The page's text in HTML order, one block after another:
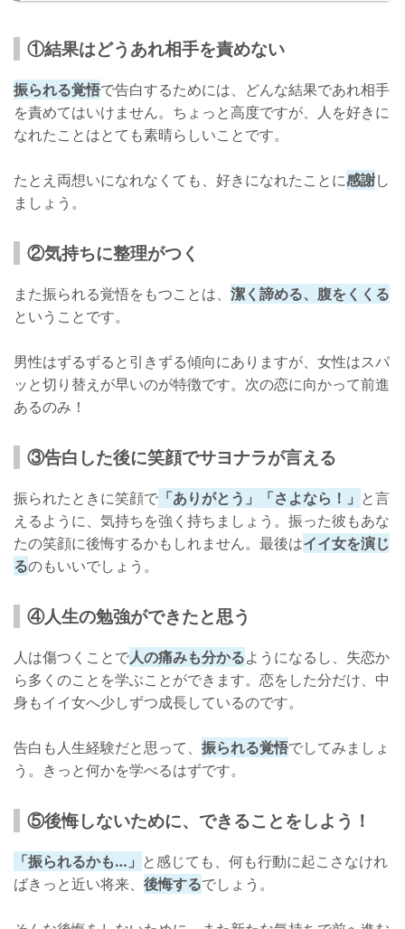
①結果はどうあれ相手を責めない
振られる覚悟で告白するためには、どんな結果であれ相手
を責めてはいけません。ちょっと高度ですが、人を好きに
なれたことはとても素晴らしいことです。
たとえ両想いになれなくても、好きになれたことに感謝し
ましょう。
②気持ちに整理がつく
また振られる覚悟をもつことは、 潔く諦める、腹をくくる
ということです。
男性はずるずると引きずる傾向にありますが、女性はスパ
ッと切り替えが早いのが特徴です。次の恋に向かって前進
あるのみ！
③告白した後に笑顔でサヨナラが言える
振られたときに笑顔で 「ありがとう」「さよなら！」 と言
えるように、気持ちを強く持ちましょう。振った彼もあな
たの笑顔に後悔するかもしれません。最後はイイ女を演じ
るのもいいでしょう。
④人生の勉強ができたと思う
人は傷つくことで人の痛みも分かるようになるし、失恋か
ら多くのことを学ぶことができます。恋をした分だけ、中
身もイイ女へ少しずつ成長しているのです。
告白も人生経験だと思って、 振られる覚悟でしてみましょ
う。きっと何かを学べるはずです。
⑤後悔しないために、できることをしよう！
「振られるかも…」 と感じても、何も行動に起こさなけれ
ばきっと近い将来、 後悔するでしょう。